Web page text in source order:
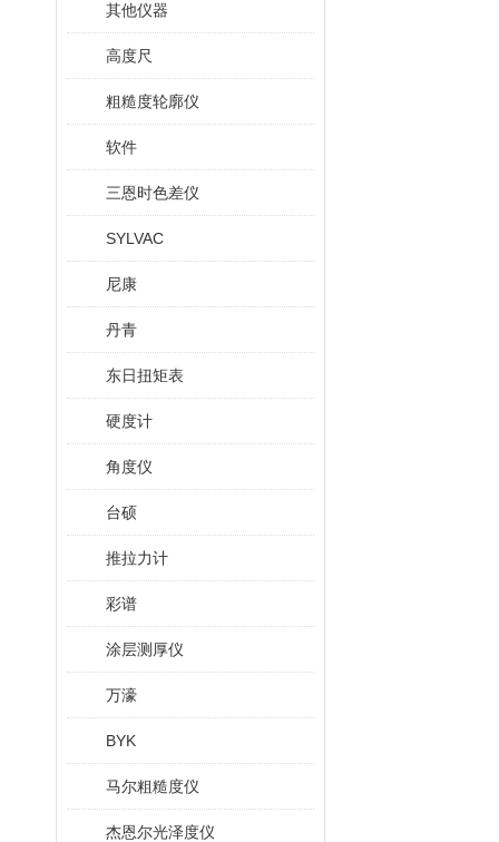
其他仪器
高度尺
粗糙度轮廓仪
软件
三恩时色差仪
SYLVAC
尼康
丹青
东日扭矩表
硬度计
角度仪
台硕
推拉力计
彩谱
涂层测厚仪
万濠
BYK
马尔粗糙度仪
杰恩尔光泽度仪